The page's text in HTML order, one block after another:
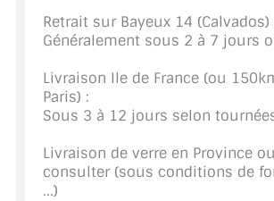
ACCESSOIRES EN PROMOTIONS
EXEMPLES, RÉALISATIONS,
NUANCIER RAL
COMMENT COUPER DU VERRE ?
CONSEILS / AIDE
Retrait sur Bayeux 14 (Calvados)
Généralement sous 2 à 7 jours
Livraison Ile de France (ou
Paris) :
Sous 3 à 12 jours selon
Livraison de verre en Province
consulter (sous conditions de
...)